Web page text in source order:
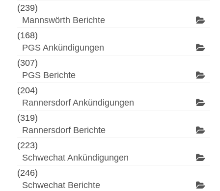
(239)
Mannswörth Berichte
(168)
PGS Ankündigungen
(307)
PGS Berichte
(204)
Rannersdorf Ankündigungen
(319)
Rannersdorf Berichte
(223)
Schwechat Ankündigungen
(246)
Schwechat Berichte